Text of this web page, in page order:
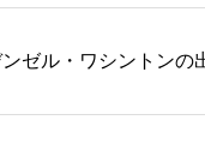
ゼル・ワシントンの